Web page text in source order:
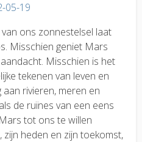
05-19
ons zonnestelsel laat
Misschien geniet Mars
Misschien is het
tekenen van leven en
rivieren, meren en
de ruïnes van een eens
tot ons te willen
heden en zijn toekomst,